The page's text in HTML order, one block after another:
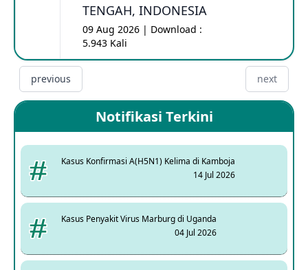
TENGAH, INDONESIA
09 Aug 2026 | Download :
5.943 Kali
previous next
Notifikasi Terkini
Kasus Konfirmasi A(H5N1) Kelima di Kamboja
14 Jul 2026
Kasus Penyakit Virus Marburg di Uganda
04 Jul 2026